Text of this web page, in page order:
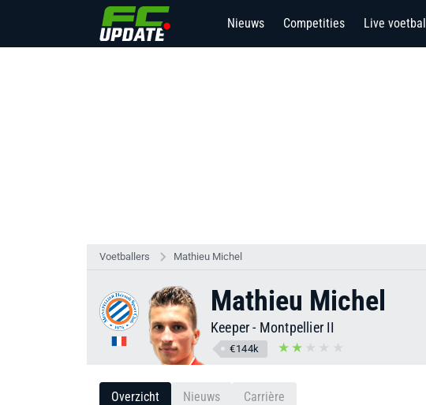
Nieuws Competities Live voetbal
Voetballers Mathieu Michel
Mathieu Michel
Keeper- Montpellier II
€144k
Overzicht Nieuws Carrière